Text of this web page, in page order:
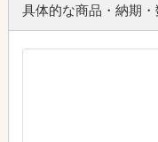
具体的な商品・納期